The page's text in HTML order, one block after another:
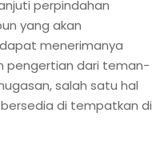
perpindahan
yang akan
menerimanya
pengertian dari teman-
salah satu hal
di tempatkan di